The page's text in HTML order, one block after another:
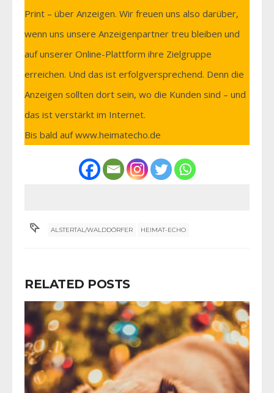
Print – über Anzeigen. Wir freuen uns also darüber,
wenn uns unsere Anzeigenpartner treu bleiben und
auf unserer Online-Plattform ihre Zielgruppe
erreichen. Und das ist erfolgversprechend. Denn die
Anzeigen sollten dort sein, wo die Kunden sind – und
das ist verstärkt im Internet.
Bis bald auf www.heimatecho.de
ALSTERTAL/WALDDÖRFER HEIMAT-ECHO
RELATED POSTS